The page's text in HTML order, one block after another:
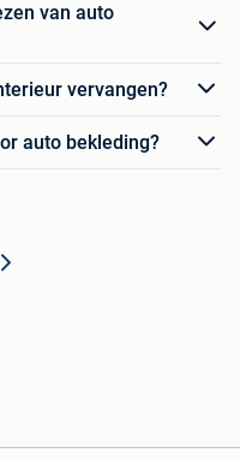
van auto
vervangen?
auto bekleding?